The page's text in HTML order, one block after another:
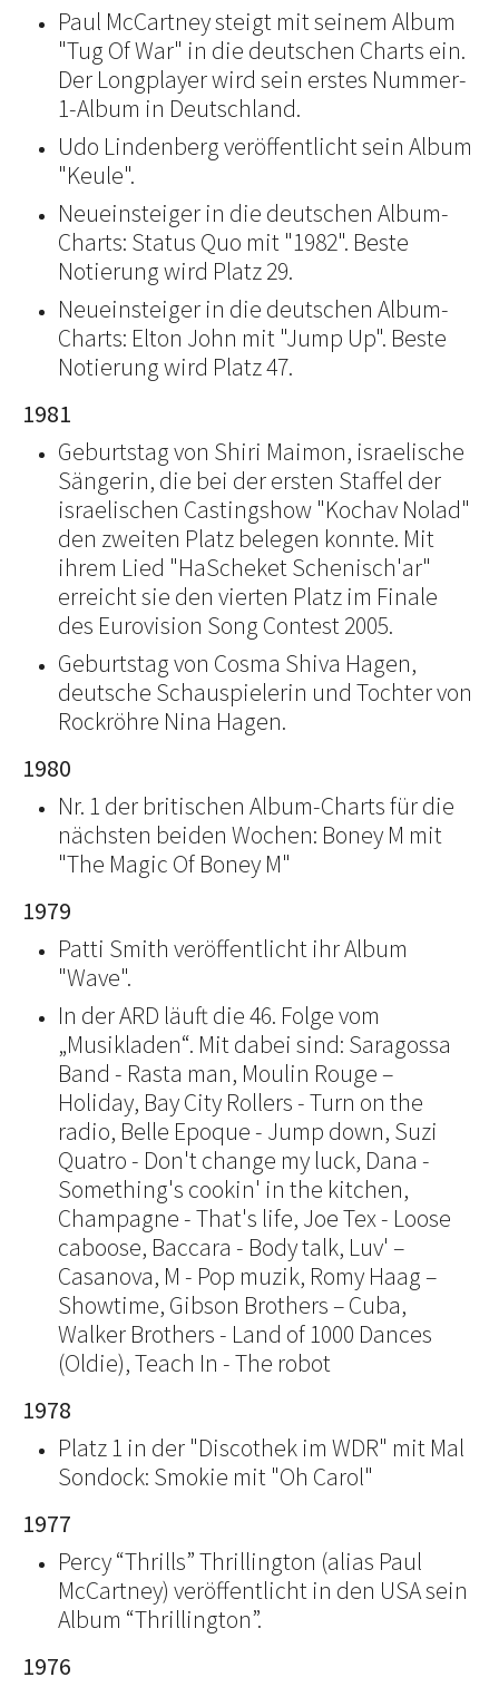
Paul McCartney steigt mit seinem Album
"Tug Of War" in die deutschen Charts ein.
Der Longplayer wird sein erstes Nummer-
1-Album in Deutschland.
Udo Lindenberg veröffentlicht sein Album
"Keule".
Neueinsteiger in die deutschen Album-
Charts: Status Quo mit "1982". Beste
Notierung wird Platz 29.
Neueinsteiger in die deutschen Album-
Charts: Elton John mit "Jump Up". Beste
Notierung wird Platz 47.
1981
Geburtstag von Shiri Maimon, israelische
Sängerin, die bei der ersten Staffel der
israelischen Castingshow "Kochav Nolad"
den zweiten Platz belegen konnte. Mit
ihrem Lied "HaScheket Schenisch'ar"
erreicht sie den vierten Platz im Finale
des Eurovision Song Contest 2005.
Geburtstag von Cosma Shiva Hagen,
deutsche Schauspielerin und Tochter von
Rockröhre Nina Hagen.
1980
Nr. 1 der britischen Album-Charts für die
nächsten beiden Wochen: Boney M mit
"The Magic Of Boney M"
1979
Patti Smith veröffentlicht ihr Album
"Wave".
In der ARD läuft die 46. Folge vom
„Musikladen“. Mit dabei sind: Saragossa
Band - Rasta man, Moulin Rouge –
Holiday, Bay City Rollers - Turn on the
radio, Belle Epoque - Jump down, Suzi
Quatro - Don't change my luck, Dana -
Something's cookin' in the kitchen,
Champagne - That's life, Joe Tex - Loose
caboose, Baccara - Body talk, Luv' –
Casanova, M - Pop muzik, Romy Haag –
Showtime, Gibson Brothers – Cuba,
Walker Brothers - Land of 1000 Dances
(Oldie), Teach In - The robot
1978
Platz 1 in der "Discothek im WDR" mit Mal
Sondock: Smokie mit "Oh Carol"
1977
Percy “Thrills” Thrillington (alias Paul
McCartney) veröffentlicht in den USA sein
Album “Thrillington”.
1976